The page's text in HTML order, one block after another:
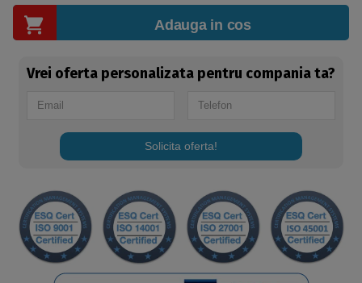
Adauga in cos
Vrei oferta personalizata pentru compania ta?
Solicita oferta!